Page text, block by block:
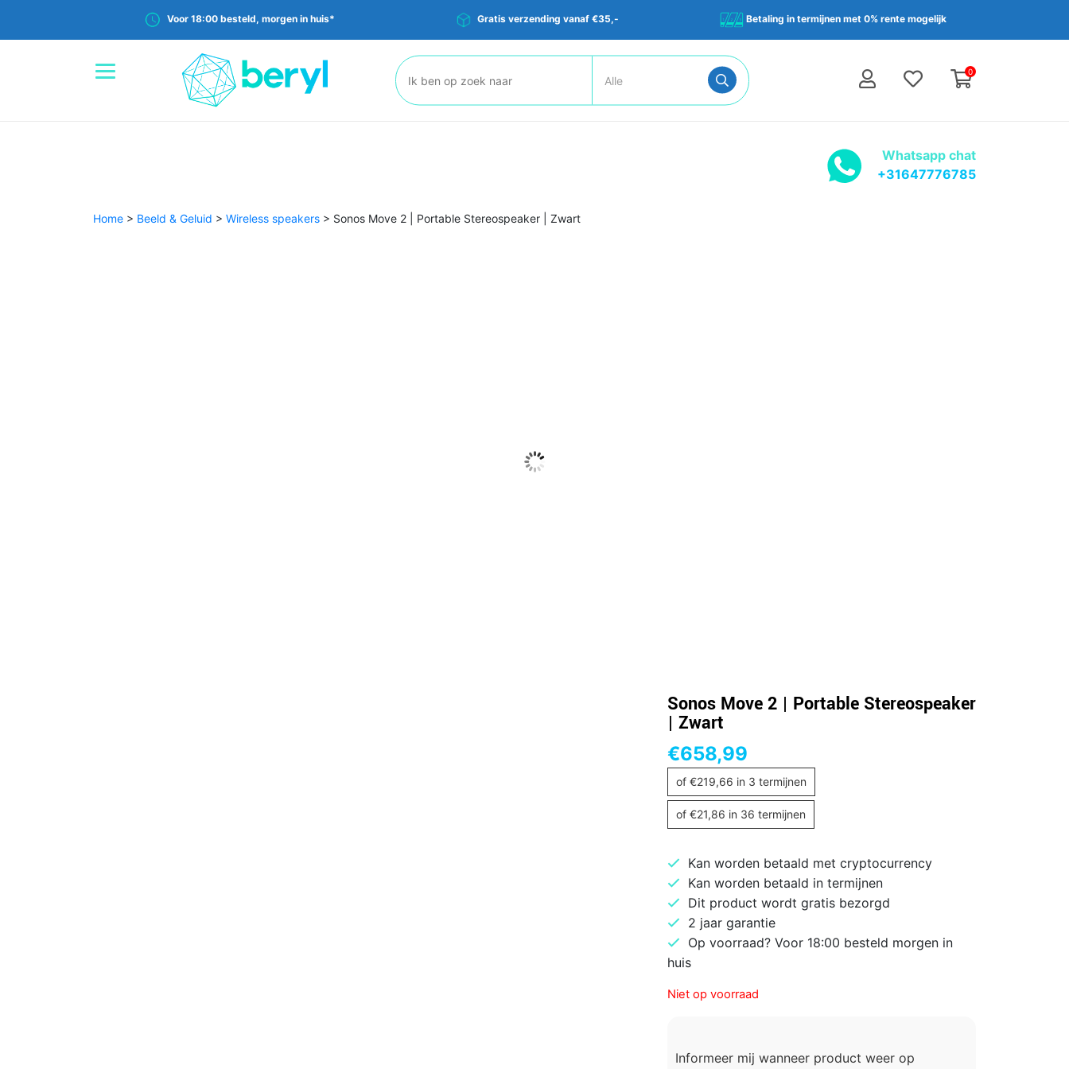
Voor 18:00 besteld, morgen in huis* Gratis verzending vanaf €35,- Betaling in termijnen met 0% rente mogelijk
0
Zoeken:
Whatsapp chat
+31647776785
Home > Beeld & Geluid > Wireless speakers > Sonos Move 2 | Portable Stereospeaker | Zwart
Sonos Move 2 | Portable Stereospeaker
| Zwart
€658,99
of €219,66 in 3 termijnen
of €21,86 in 36 termijnen
Kan worden betaald met cryptocurrency
Kan worden betaald in termijnen
Dit product wordt gratis bezorgd
2 jaar garantie
Op voorraad? Voor 18:00 besteld morgen in
huis
Niet op voorraad
Informeer mij wanneer product weer op